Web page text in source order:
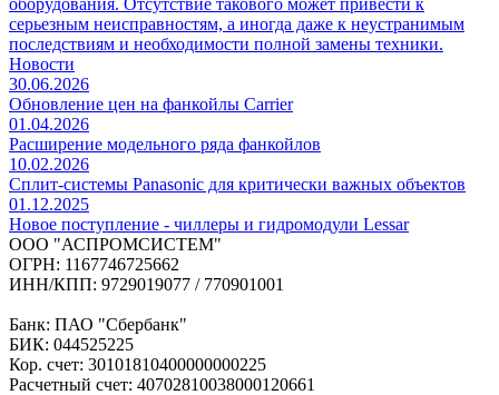
оборудования. Отсутствие такового может привести к
серьезным неисправностям, а иногда даже к неустранимым
последствиям и необходимости полной замены техники.
Новости
30.06.2026
Обновление цен на фанкойлы Carrier
01.04.2026
Расширение модельного ряда фанкойлов
10.02.2026
Сплит-системы Panasonic для критически важных объектов
01.12.2025
Новое поступление - чиллеры и гидромодули Lessar
ООО "АСПРОМСИСТЕМ"
ОГРН: 1167746725662
ИНН/КПП: 9729019077 / 770901001
Банк: ПАО "Сбербанк"
БИК: 044525225
Кор. счет: 30101810400000000225
Расчетный счет: 40702810038000120661